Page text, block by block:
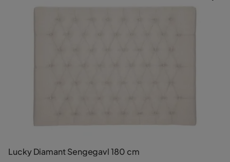
Lucky Diamant Sengegavl 180 cm